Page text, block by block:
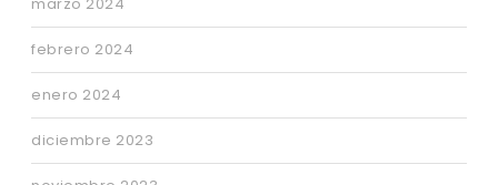
febrero 2024
enero 2024
diciembre 2023